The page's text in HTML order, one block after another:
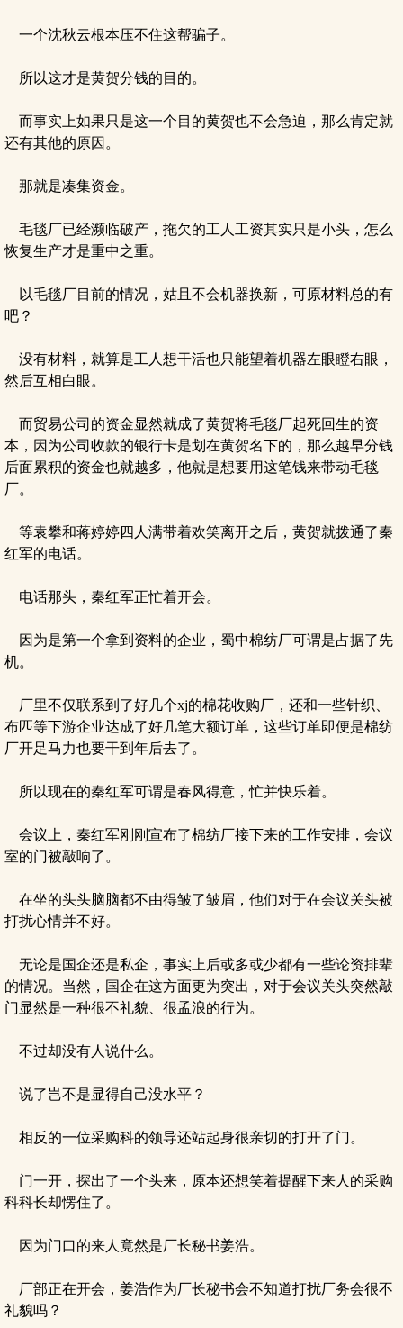
一个沈秋云根本压不住这帮骗子。
所以这才是黄贺分钱的目的。
而事实上如果只是这一个目的黄贺也不会急迫，那么肯定就
还有其他的原因。
那就是凑集资金。
毛毯厂已经濒临破产，拖欠的工人工资其实只是小头，怎么
恢复生产才是重中之重。
以毛毯厂目前的情况，姑且不会机器换新，可原材料总的有
吧？
没有材料，就算是工人想干活也只能望着机器左眼瞪右眼，
然后互相白眼。
而贸易公司的资金显然就成了黄贺将毛毯厂起死回生的资
本，因为公司收款的银行卡是划在黄贺名下的，那么越早分钱
后面累积的资金也就越多，他就是想要用这笔钱来带动毛毯
厂。
等袁攀和蒋婷婷四人满带着欢笑离开之后，黄贺就拨通了秦
红军的电话。
电话那头，秦红军正忙着开会。
因为是第一个拿到资料的企业，蜀中棉纺厂可谓是占据了先
机。
厂里不仅联系到了好几个xj的棉花收购厂，还和一些针织、
布匹等下游企业达成了好几笔大额订单，这些订单即便是棉纺
厂开足马力也要干到年后去了。
所以现在的秦红军可谓是春风得意，忙并快乐着。
会议上，秦红军刚刚宣布了棉纺厂接下来的工作安排，会议
室的门被敲响了。
在坐的头头脑脑都不由得皱了皱眉，他们对于在会议关头被
打扰心情并不好。
无论是国企还是私企，事实上后或多或少都有一些论资排辈
的情况。当然，国企在这方面更为突出，对于会议关头突然敲
门显然是一种很不礼貌、很孟浪的行为。
不过却没有人说什么。
说了岂不是显得自己没水平？
相反的一位采购科的领导还站起身很亲切的打开了门。
门一开，探出了一个头来，原本还想笑着提醒下来人的采购
科科长却愣住了。
因为门口的来人竟然是厂长秘书姜浩。
厂部正在开会，姜浩作为厂长秘书会不知道打扰厂务会很不
礼貌吗？